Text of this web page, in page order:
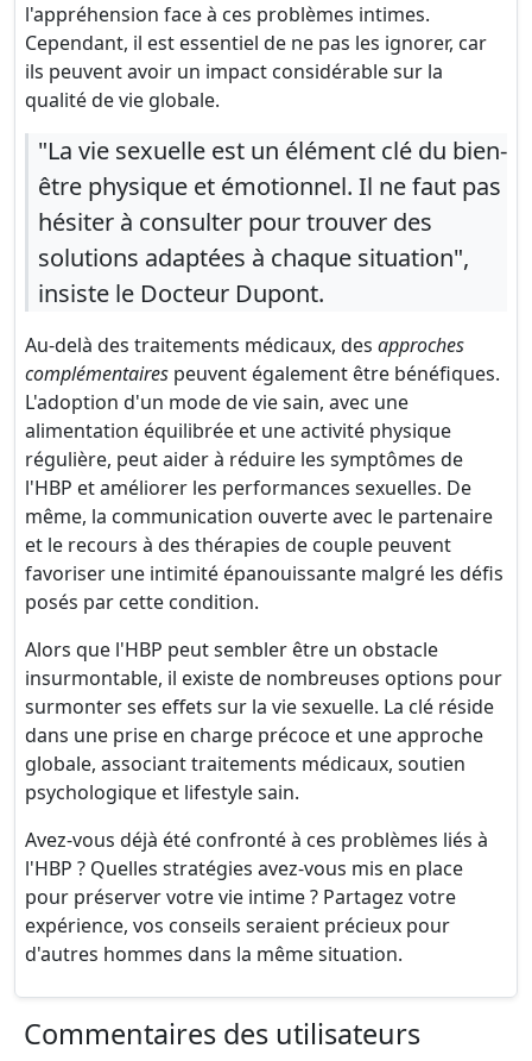
l'appréhension face à ces problèmes intimes.
Cependant, il est essentiel de ne pas les ignorer, car
ils peuvent avoir un impact considérable sur la
qualité de vie globale.
"La vie sexuelle est un élément clé du bien-
être physique et émotionnel. Il ne faut pas
hésiter à consulter pour trouver des
solutions adaptées à chaque situation",
insiste le Docteur Dupont.
Au-delà des traitements médicaux, des approches
complémentaires peuvent également être bénéfiques.
L'adoption d'un mode de vie sain, avec une
alimentation équilibrée et une activité physique
régulière, peut aider à réduire les symptômes de
l'HBP et améliorer les performances sexuelles. De
même, la communication ouverte avec le partenaire
et le recours à des thérapies de couple peuvent
favoriser une intimité épanouissante malgré les défis
posés par cette condition.
Alors que l'HBP peut sembler être un obstacle
insurmontable, il existe de nombreuses options pour
surmonter ses effets sur la vie sexuelle. La clé réside
dans une prise en charge précoce et une approche
globale, associant traitements médicaux, soutien
psychologique et lifestyle sain.
Avez-vous déjà été confronté à ces problèmes liés à
l'HBP ? Quelles stratégies avez-vous mis en place
pour préserver votre vie intime ? Partagez votre
expérience, vos conseils seraient précieux pour
d'autres hommes dans la même situation.
Commentaires des utilisateurs